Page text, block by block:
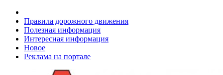
Правила дорожного движения
Полезная информация
Интересная информация
Новое
Реклама на портале